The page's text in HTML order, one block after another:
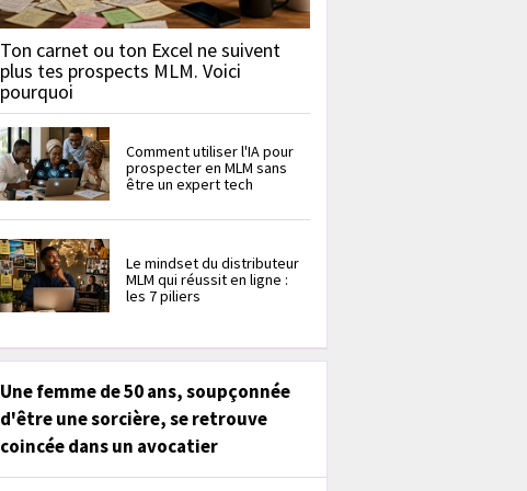
Ton carnet ou ton Excel ne suivent
plus tes prospects MLM. Voici
pourquoi
Comment utiliser l'IA pour
prospecter en MLM sans
être un expert tech
Le mindset du distributeur
MLM qui réussit en ligne :
les 7 piliers
Une femme de 50 ans, soupçonnée
d'être une sorcière, se retrouve
coincée dans un avocatier